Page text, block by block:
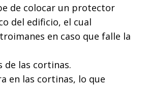
de colocar un protector
del edificio, el cual
en caso que falle la
de las cortinas.
en las cortinas, lo que